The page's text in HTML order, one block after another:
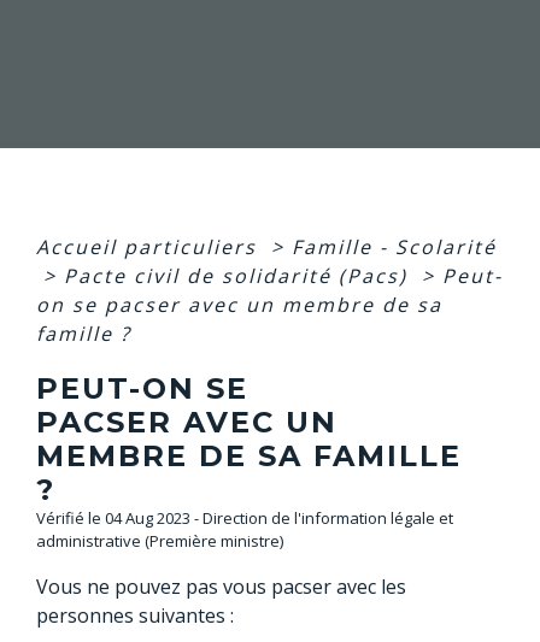
Accueil particuliers > Famille - Scolarité
> Pacte civil de solidarité (Pacs) > Peut-
on se pacser avec un membre de sa
famille ?
PEUT-ON SE
PACSER AVEC UN
MEMBRE DE SA FAMILLE
?
Vérifié le 04 Aug 2023 - Direction de l'information légale et
administrative (Première ministre)
Vous ne pouvez pas vous pacser avec les
personnes suivantes :